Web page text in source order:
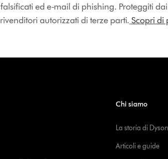
ed e-mail di phishing. Proteggiti
autorizzati di terze parti. Scopri di
Chi siamo
La storia di Dyson
Articoli e guide